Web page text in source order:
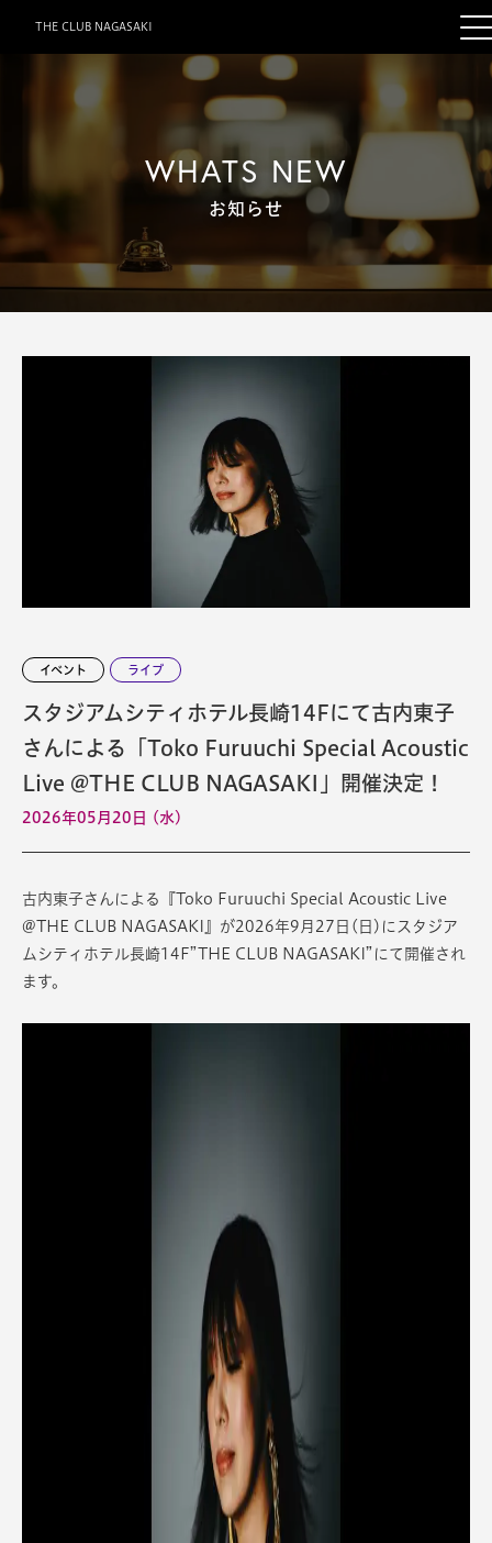
THE CLUB NAGASAKI
WHATS NEW
お知らせ
イベント ライブ
スタジアムシティホテル長崎14Fにて古内東子
さんによる「Toko Furuuchi Special Acoustic
Live @THE CLUB NAGASAKI」開催決定！
2026年05月20日 (水)
古内東子さんによる『Toko Furuuchi Special Acoustic Live
@THE CLUB NAGASAKI』が2026年9月27日(日)にスタジア
ムシティホテル長崎14F”THE CLUB NAGASAKI”にて開催され
ます。